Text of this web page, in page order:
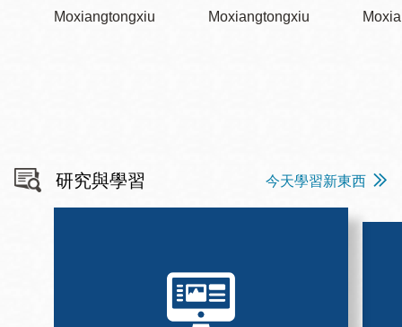
Moxiangtongxiu Moxiangtongxiu
研究與學習 今天學習新東西